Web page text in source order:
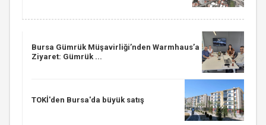
Bursa Gümrük Müşavirliği’nden Warmhaus’a
Ziyaret: Gümrük ...
TOKİ'den Bursa'da büyük satış